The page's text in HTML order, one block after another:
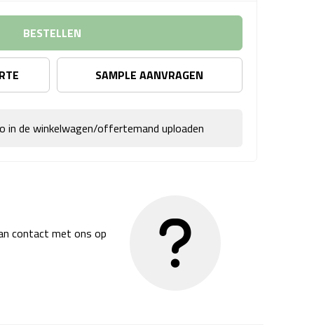
BESTELLEN
SAMPLE AANVRAGEN
in de winkelwagen/offertemand uploaden
contact met ons op